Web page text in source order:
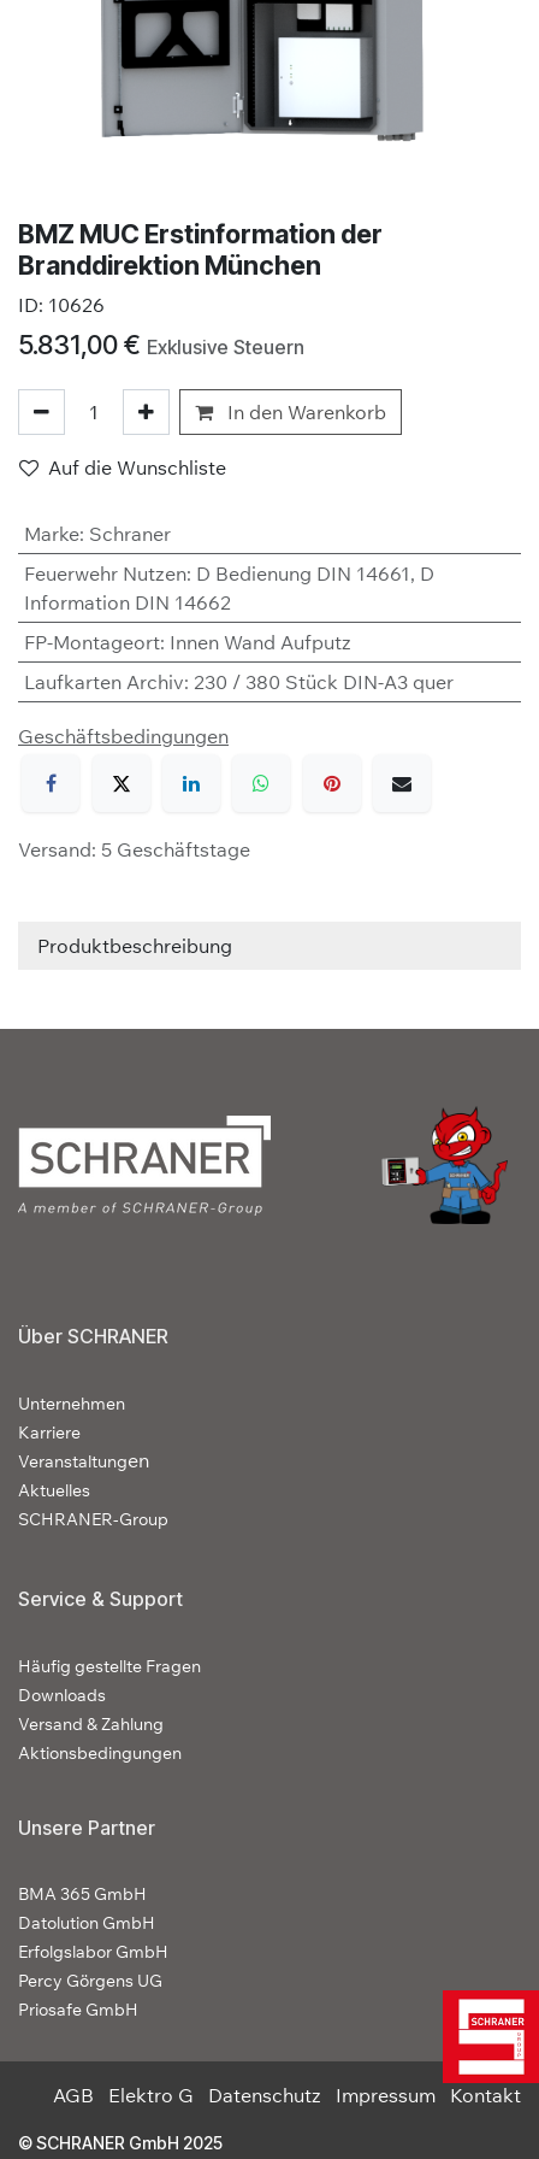
BMZ MUC Erstinformation der
Branddirektion München
ID: 10626
5.831,00€ Exklusive Steuern
In den Warenkorb
Auf die Wunschliste
Marke: Schraner
Feuerwehr Nutzen: D Bedienung DIN 14661, D
Information DIN 14662
FP-Montageort: Innen Wand Aufputz
Laufkarten Archiv: 230 / 380 Stück DIN-A3 quer
Geschäftsbedingungen
Versand: 5 Geschäftstage
Produktbeschreibung
Über SCHRANER
Unternehmen
Karriere
Veranstaltungen
Aktuelles
SCHRANER-Group
Service & Support
Häufig gestellte Fragen
Downloads
Versand & Zahlung
Aktionsbedingungen
Unsere Partner
BMA 365 GmbH
Datolution GmbH
Erfolgslabor GmbH
Percy Görgens UG
Priosafe GmbH
© SCHRANER GmbH 2025
AGB Elektro G Datenschutz Impressum Kontakt